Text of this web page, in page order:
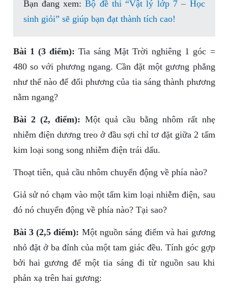
Bạn đang xem:Bộ đề thi “Vật lý lớp 7 – Học
sinh giỏi” sẽ giúp bạn đạt thành tích cao!
Bài 1 (3 điểm): Tia sáng Mặt Trời nghiêng 1 góc =
480 so với phương ngang. Cần đặt một gương phẳng
như thế nào để đổi phương của tia sáng thành phương
nằm ngang?
Bài 2 (2, điểm): Một quả cầu bằng nhôm rất nhẹ
nhiễm điện dương treo ở đầu sợi chỉ tơ đặt giữa 2 tấm
kim loại song song nhiễm điện trái dấu.
Thoạt tiên, quả cầu nhôm chuyển động về phía nào?
Giả sử nó chạm vào một tấm kim loại nhiễm điện, sau
đó nó chuyển động về phía nào? Tại sao?
Bài 3 (2,5 điểm): Một nguồn sáng điểm và hai gương
nhỏ đặt ở ba đỉnh của một tam giác đều. Tính góc gợp
bởi hai gương để một tia sáng đi từ nguồn sau khi
phản xạ trên hai gương: